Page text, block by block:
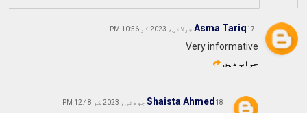
Asma Tariq17 جولائی، 2023 کو 10:56 PM
Very informative
جواب دیں
Shaista Ahmed 18 جولائی، 2023 کو 12:48 PM